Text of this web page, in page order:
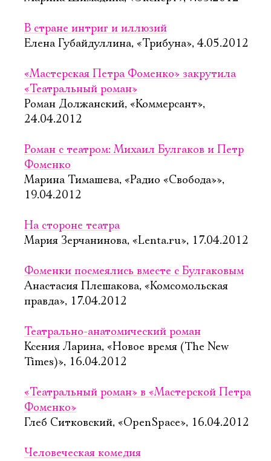
В стране интриг и иллюзий
Елена Губайдуллина, «Трибуна», 4.05.2012
«Мастерская Петра Фоменко» закрутила
«Театральный роман»
Роман Должанский, «Коммерсант»,
24.04.2012
Роман с театром: Михаил Булгаков и Петр
Фоменко
Марина Тимашева, «Радио «Свобода»»,
19.04.2012
На стороне театра
Мария Зерчанинова, «Lenta.ru», 17.04.2012
Фоменки посмеялись вместе с Булгаковым
Анастасия Плешакова, «Комсомольская
правда», 17.04.2012
Театрально-анатомический роман
Ксения Ларина, «Новое время (The New
Times)», 16.04.2012
«Театральный роман» в «Мастерской Петра
Фоменко»
Глеб Ситковский, «OpenSpace», 16.04.2012
Человеческая комедия